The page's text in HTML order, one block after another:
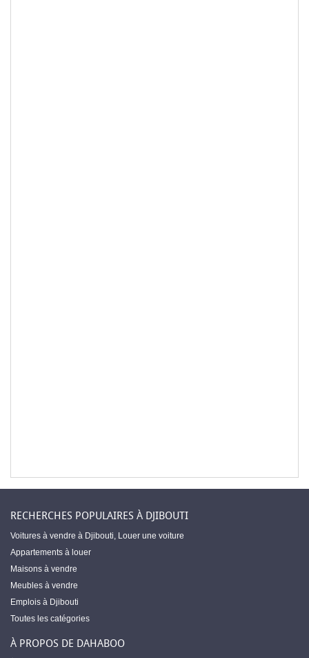
RECHERCHES POPULAIRES À DJIBOUTI
Voitures à vendre à Djibouti, Louer une voiture
Appartements à louer
Maisons à vendre
Meubles à vendre
Emplois à Djibouti
Toutes les catégories
À PROPOS DE DAHABOO